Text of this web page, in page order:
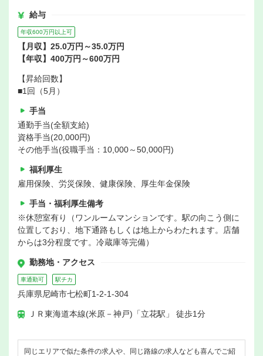
給与
年収600万円以上可
【月収】25.0万円～35.0万円
【年収】400万円～600万円
【昇給回数】
■1回（5月）
手当
通勤手当(全額支給)
資格手当(20,000円)
その他手当(役職手当：10,000～50,000円)
福利厚生
雇用保険、労災保険、健康保険、厚生年金保険
手当・福利厚生備考
※休憩室有り（ワンルームマンションです。駅の向こう側に
位置しており、地下通路もしくは地上からわたれます。店舗
からは3分程度です。冷蔵庫等完備）
勤務地・アクセス
車通勤可 駅チカ
兵庫県尼崎市七松町1-2-1-304
ＪＲ東海道本線(米原－神戸)「立花駅」 徒歩1分
同じエリアで似た条件の求人や、同じ路線の求人なども喜んでご紹